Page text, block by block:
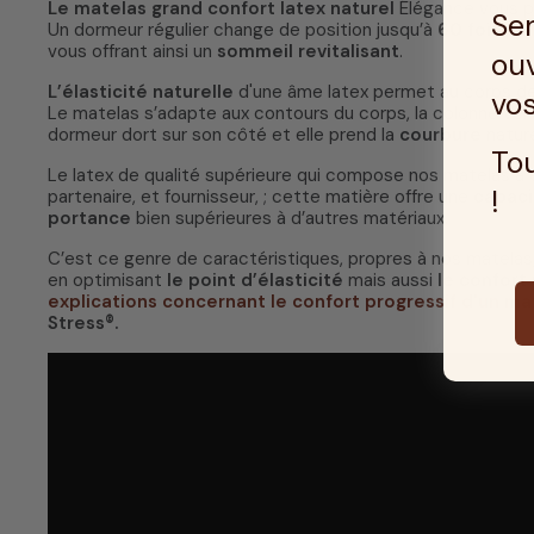
Le matelas grand confort latex naturel Élégance vous
Un dormeur régulier change de position jusqu’à 60 foispar
vous offrant ainsi un sommeil revitalisant.
L’élasticité naturelle d'une âme latex permet au corps
Le matelas s’adapte aux contours du corps, la colonne
dormeur dort sur son côté et elle prend la courbure
Le latex de qualité supérieure qui compose nos matelas
partenaire, et fournisseur, ; cette matière offre une
portance bien supérieures à d’autres matériaux.
C’est ce genre de caractéristiques, propres à nos
en optimisant le point d’élasticité mais aussi le confort
explications concernant le confort progressif d'un
Stress®.
!